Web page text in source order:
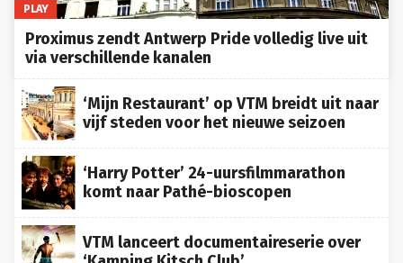
PLAY
Proximus zendt Antwerp Pride volledig live uit
via verschillende kanalen
‘Mijn Restaurant’ op VTM breidt uit naar
vijf steden voor het nieuwe seizoen
‘Harry Potter’ 24-uursfilmmarathon
komt naar Pathé-bioscopen
VTM lanceert documentaireserie over